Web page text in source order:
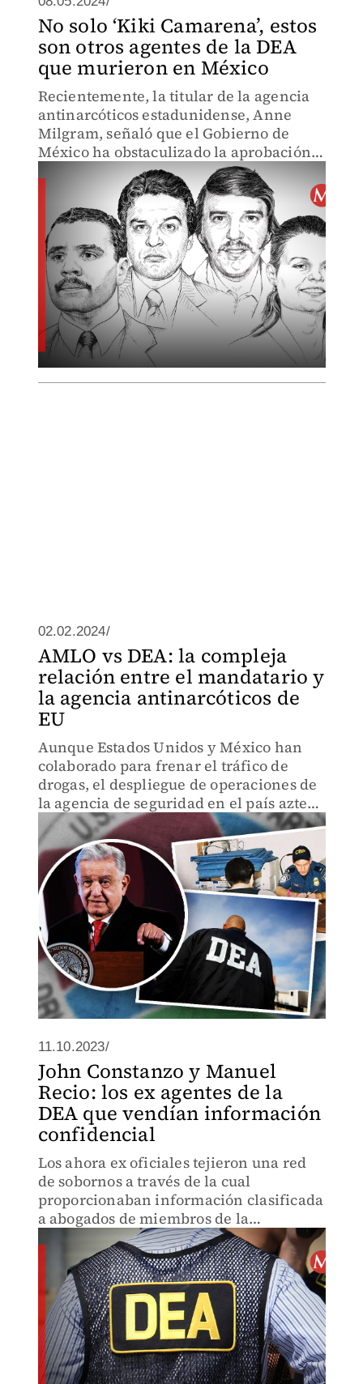
No solo ‘Kiki Camarena’, estos
son otros agentes de la DEA
que murieron en México
Recientemente, la titular de la agencia
antinarcóticos estadunidense, Anne
Milgram, señaló que el Gobierno de
México ha obstaculizado la aprobación
de 13 visas de trabajo para que sus
agentes designados ingresen al país.
02.02.2024/
AMLO vs DEA: la compleja
relación entre el mandatario y
la agencia antinarcóticos de
EU
Aunque Estados Unidos y México han
colaborado para frenar el tráfico de
drogas, el despliegue de operaciones de
la agencia de seguridad en el país azteca
ha sido cuestionado en más de una
ocasión por el mandatario mexicano
11.10.2023/
John Constanzo y Manuel
Recio: los ex agentes de la
DEA que vendían información
confidencial
Los ahora ex oficiales tejieron una red
de sobornos a través de la cual
proporcionaban información clasificada
a abogados de miembros de la
delincuencia organizada.